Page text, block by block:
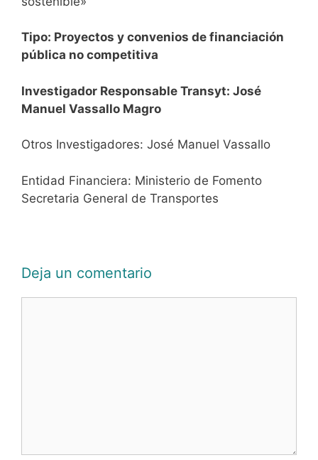
Tipo: Proyectos y convenios de financiación
pública no competitiva
Investigador Responsable Transyt: José
Manuel Vassallo Magro
Otros Investigadores: José Manuel Vassallo
Entidad Financiera: Ministerio de Fomento
Secretaria General de Transportes
Deja un comentario